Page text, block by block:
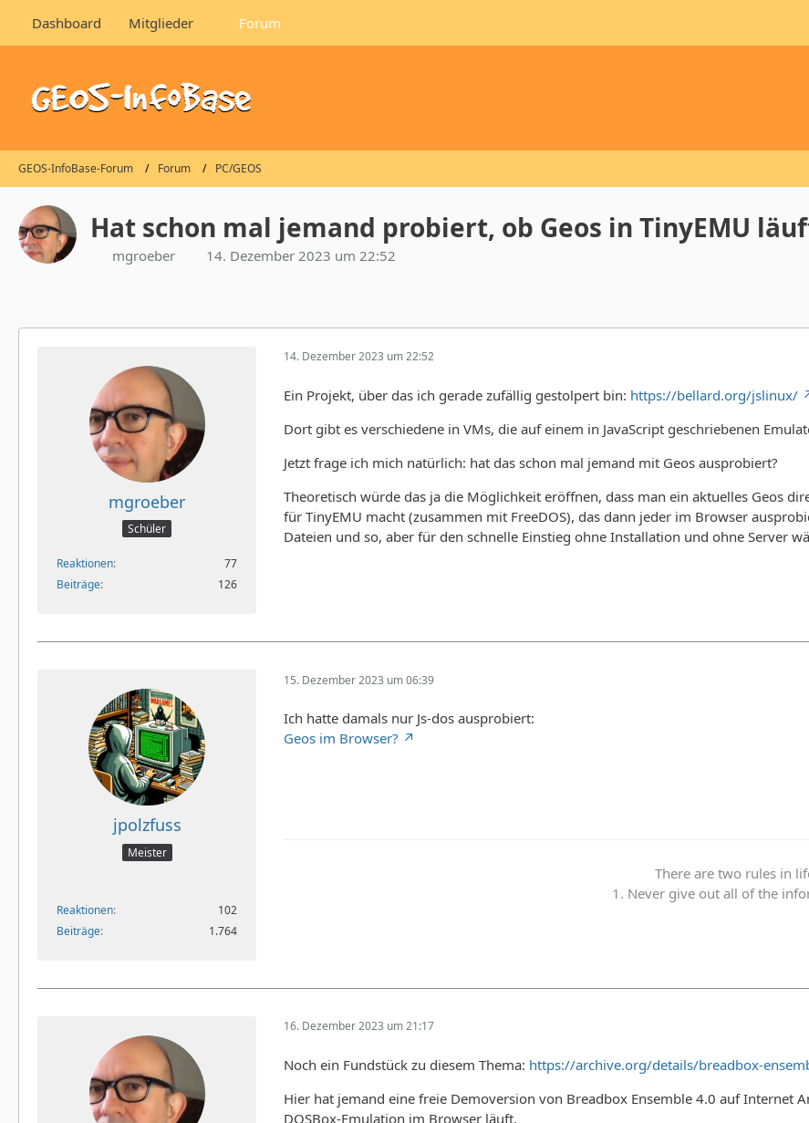
Dashboard Mitglieder Forum
GEOS-InfoBase-Forum Forum PC/GEOS
Hat schon mal jemand probiert, ob Geos in TinyEMU
mgroeber 14. Dezember 2023 um 22:52
mgroeber
Schüler
Reaktionen
77
Beiträge
126
14. Dezember 2023 um 22:52
Ein Projekt, über das ich gerade zufällig gestolpert bin: https://bellard.org/jslinux/
Dort gibt es verschiedene in VMs, die auf einem in JavaScript geschriebenen
Jetzt frage ich mich natürlich: hat das schon mal jemand mit Geos ausprobiert?
Theoretisch würde das ja die Möglichkeit eröffnen, dass man ein aktuelles Geos
für TinyEMU macht (zusammen mit FreeDOS), das dann jeder im Browser
Dateien und so, aber für den schnelle Einstieg ohne Installation und ohne Server
jpolzfuss
Meister
Reaktionen
102
Beiträge
1.764
15. Dezember 2023 um 06:39
Ich hatte damals nur Js-dos ausprobiert:
Geos im Browser?
There are two rules in
1. Never give out all of the
16. Dezember 2023 um 21:17
Noch ein Fundstück zu diesem Thema: https://archive.org/details/breadbox-
Hier hat jemand eine freie Demoversion von Breadbox Ensemble 4.0 auf Internet
DOSBox-Emulation im Browser läuft.